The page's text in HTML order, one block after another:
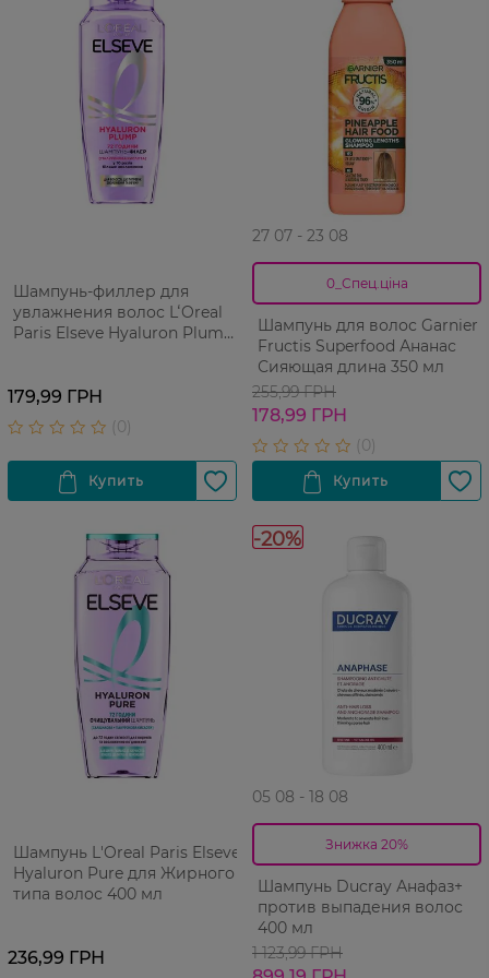
Шампунь-филлер для
увлажнения волос LʻOreal
Paris Elseve Hyaluron Plump
179,99 ГРН
27 07 - 23 08
0_Спец.ціна
Шампунь для волос Garnier
Fructis Superfood Ананас
Сияющая длина 350 мл
255,99 ГРН
178,99 ГРН
Шампунь L'Oreal Paris Elseve
Hyaluron Pure для Жирного
типа волос 400 мл
236,99 ГРН
-20%
05 08 - 18 08
Знижка 20%
Шампунь Ducray Анафаз+
против выпадения волос
400 мл
1 123,99 ГРН